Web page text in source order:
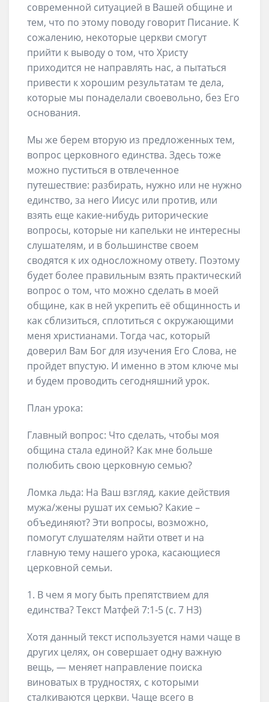
современной ситуацией в Вашей общине и
тем, что по этому поводу говорит Писание. К
сожалению, некоторые церкви смогут
прийти к выводу о том, что Христу
приходится не направлять нас, а пытаться
привести к хорошим результатам те дела,
которые мы понаделали своевольно, без Его
основания.
Мы же берем вторую из предложенных тем,
вопрос церковного единства. Здесь тоже
можно пуститься в отвлеченное
путешествие: разбирать, нужно или не нужно
единство, за него Иисус или против, или
взять еще какие-нибудь риторические
вопросы, которые ни капельки не интересны
слушателям, и в большинстве своем
сводятся к их односложному ответу. Поэтому
будет более правильным взять практический
вопрос о том, что можно сделать в моей
общине, как в ней укрепить её общинность и
как сблизиться, сплотиться с окружающими
меня христианами. Тогда час, который
доверил Вам Бог для изучения Его Слова, не
пройдет впустую. И именно в этом ключе мы
и будем проводить сегодняшний урок.
План урока:
Главный вопрос: Что сделать, чтобы моя
община стала единой? Как мне больше
полюбить свою церковную семью?
Ломка льда: На Ваш взгляд, какие действия
мужа/жены рушат их семью? Какие –
объединяют? Эти вопросы, возможно,
помогут слушателям найти ответ и на
главную тему нашего урока, касающиеся
церковной семьи.
1. В чем я могу быть препятствием для
единства? Текст Матфей 7:1-5 (с. 7 НЗ)
Хотя данный текст используется нами чаще в
других целях, он совершает одну важную
вещь, — меняет направление поиска
виноватых в трудностях, с которыми
сталкиваются церкви. Чаще всего в